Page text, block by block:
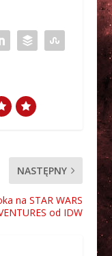
NASTĘPNY
na STAR WARS
od IDW